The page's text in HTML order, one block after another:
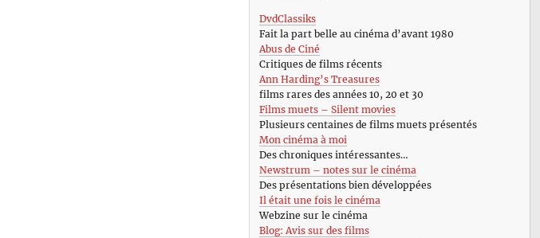
DvdClassiks
Fait la part belle au cinéma d’avant 1980
Abus de Ciné
Critiques de films récents
Ann Harding’s Treasures
films rares des années 10, 20 et 30
Films muets – Silent movies
Plusieurs centaines de films muets présentés
Mon cinéma à moi
Des chroniques intéressantes…
Newstrum – notes sur le cinéma
Des présentations bien développées
Il était une fois le cinéma
Webzine sur le cinéma
Blog: Avis sur des films